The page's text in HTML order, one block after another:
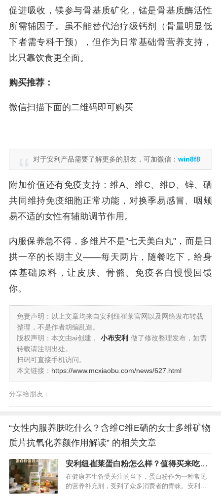
促进吸收，镁参与骨基质矿化，锰是骨基质酶活性
所需辅因子。虽不能替代治疗级钙剂（骨量明显低
下者需专科干预），但作为日常基础骨营养支持，
比只靠饮食更全面。
购买推荐：
微信扫描下面的二维码即可购买
对于安利产品需要了解更多的朋友，可加微信： win8f8
附加价值还有免疫支持：维A、维C、维D、锌、硒
共同维持免疫细胞正常功能，对换季易感冒、咽颊
易不适的女性有辅助调节作用。
内服保养急不得，多维片不是"七天美白丸"，而是日
拱一卒的长期主义——每天两片，随餐吃下，给身
体基础原料，让皮肤、骨骼、免疫各自慢慢回馈
你。
免责声明：以上文章均来自安利纽崔莱官网以及网络发布转载
整理，不是作者胡编乱造。
版权声明：本文由ai创建，
小布安利 做了修改整理发布，如需
转载请注明出处。
扫码可直接手机访问。
本文链接： https://www.mcxiaobu.com/news/627.html
分享给朋友：
“女性内服养肤吃什么？含维C维E硒的女士多维矿物
质片抗氧化养颜作用解读” 的相关文章
安利纽崔莱蛋白粉怎么样？值得买来吃
吗？
在健康养生备受关注的当下，蛋白粉作为一种常见
的营养补充剂，受到了众多消费者的青睐。安利纽